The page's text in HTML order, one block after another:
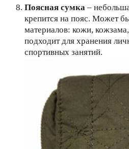
Поясная сумка –
крепится на пояс. Может
материалов: кожи,
подходит для хранения
спортивных занятий.